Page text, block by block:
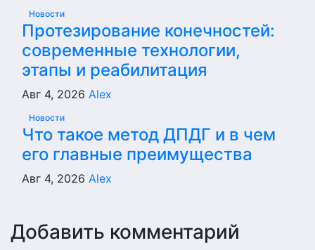
Новости
Протезирование конечностей:
современные технологии,
этапы и реабилитация
Авг 4, 2026 Alex
Новости
Что такое метод ДПДГ и в чем
его главные преимущества
Авг 4, 2026 Alex
Добавить комментарий